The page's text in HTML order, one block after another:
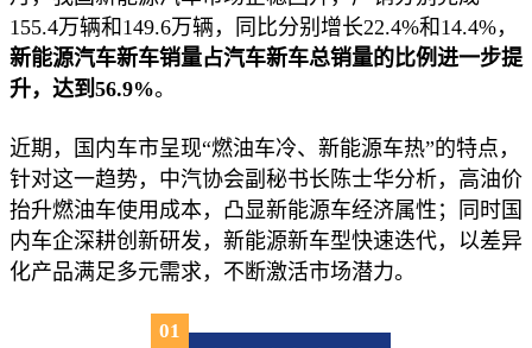
155.4万辆和149.6万辆，同比分别增长22.4%和14.4%，
新能源汽车新车销量占汽车新车总销量的比例进一步提
升，达到56.9%。
近期，国内车市呈现“燃油车冷、新能源车热”的特点，
针对这一趋势，中汽协会副秘书长陈士华分析，高油价
抬升燃油车使用成本，凸显新能源车经济属性；同时国
内车企深耕创新研发，新能源新车型快速迭代，以差异
化产品满足多元需求，不断激活市场潜力。
01